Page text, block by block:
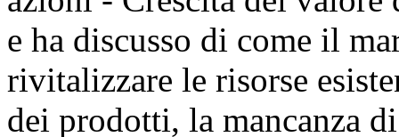
e ha discusso di come il
rivitalizzare le risorse
dei prodotti, la mancanza